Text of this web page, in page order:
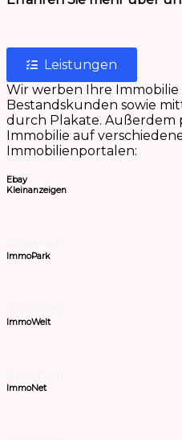
Leistungen
Wir werben Ihre Immobilie
Bestandskunden sowie
durch Plakate. Außerdem
Immobilie auf
Immobilienportalen:
Ebay
Kleinanzeigen
ImmoPark
ImmoWelt
ImmoNet